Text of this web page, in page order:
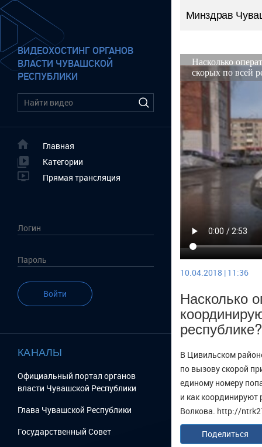
ВИДЕОХОСТИНГ ОРГАНОВ
ВЛАСТИ ЧУВАШСКОЙ
РЕСПУБЛИКИ
Главная
Категории
Прямая трансляция
Войти
КАНАЛЫ
Официальный портал органов
власти Чувашской Республики
Глава Чувашской Республики
Государственный Cовет
Минздрав
10.04.2018 | 11:36
Насколько
республике?
В Цивильском
по вызову скорой
единому номеру
и как координируют
Волкова. http://
Поделиться